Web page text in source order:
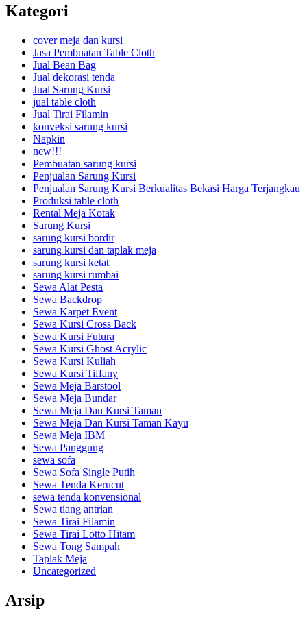
Kategori
cover meja dan kursi
Jasa Pembuatan Table Cloth
Jual Bean Bag
Jual dekorasi tenda
Jual Sarung Kursi
jual table cloth
Jual Tirai Filamin
konveksi sarung kursi
Napkin
new!!!
Pembuatan sarung kursi
Penjualan Sarung Kursi
Penjualan Sarung Kursi Berkualitas Bekasi Harga Terjangkau
Produksi table cloth
Rental Meja Kotak
Sarung Kursi
sarung kursi bordir
sarung kursi dan taplak meja
sarung kursi ketat
sarung kursi rumbai
Sewa Alat Pesta
Sewa Backdrop
Sewa Karpet Event
Sewa Kursi Cross Back
Sewa Kursi Futura
Sewa Kursi Ghost Acrylic
Sewa Kursi Kuliah
Sewa Kursi Tiffany
Sewa Meja Barstool
Sewa Meja Bundar
Sewa Meja Dan Kursi Taman
Sewa Meja Dan Kursi Taman Kayu
Sewa Meja IBM
Sewa Panggung
sewa sofa
Sewa Sofa Single Putih
Sewa Tenda Kerucut
sewa tenda konvensional
Sewa tiang antrian
Sewa Tirai Filamin
Sewa Tirai Lotto Hitam
Sewa Tong Sampah
Taplak Meja
Uncategorized
Arsip